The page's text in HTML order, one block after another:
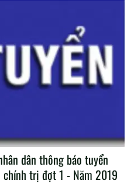
dân thông báo tuyển
trị đợt 1 - Năm 2019